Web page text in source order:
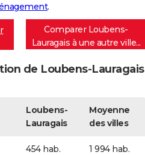
.
Comparer Loubens-
Lauragais à une autre ville...
de Loubens-Lauragais
Loubens-
Lauragais
Moyenne
des villes
454 hab. 1 994 hab.